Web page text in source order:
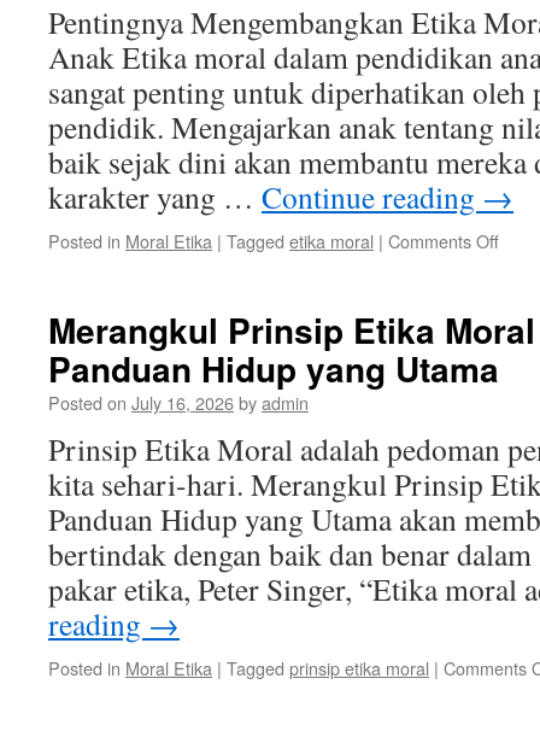
Pentingnya Mengembangkan Etika
Anak Etika moral dalam pendidikan
sangat penting untuk diperhatikan oleh
pendidik. Mengajarkan anak tentang
baik sejak dini akan membantu mereka
karakter yang … Continue reading →
Posted in Moral Etika | Tagged etika moral | Comments Offon
Merangkul Prinsip Etika
Panduan Hidup yang Utama
Posted on July 16, 2026byadmin
Prinsip Etika Moral adalah pedoman
kita sehari-hari. Merangkul Prinsip
Panduan Hidup yang Utama akan
bertindak dengan baik dan benar
pakar etika, Peter Singer, “Etika
reading →
Posted in Moral Etika | Tagged prinsip etika moral | Comments